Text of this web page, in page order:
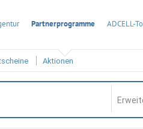
Partnerprogramme ADCELL-
Aktionen